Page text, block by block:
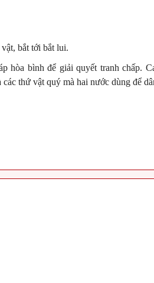
bắt tới bắt lui.
hòa bình để giải quyết tranh chấp.
thứ vật quý mà hai nước dùng để